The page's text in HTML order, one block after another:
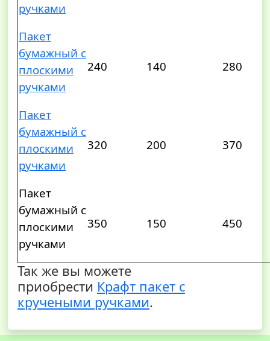
ручками
Пакет
бумажный с
плоскими
ручками
240 140 280
Пакет
бумажный с
плоскими
ручками
320 200 370
Пакет
бумажный с
плоскими
ручками
350 150 450
Так же вы можете
приобрести Крафт пакет с
кручеными ручками.